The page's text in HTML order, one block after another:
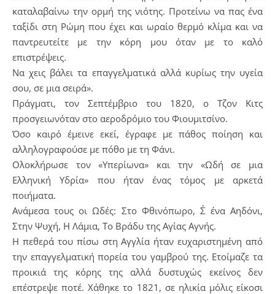
καταλαβαίνω την ορμή της νιότης. Προτείνω να πας ένα
ταξίδι στη Ρώμη που έχει και ωραίο θερμό κλίμα και να
παντρευτείτε με την κόρη μου όταν με το καλό
επιστρέψεις.
Να χεις βάλει τα επαγγελματικά αλλά κυρίως την υγεία
σου, σε μια σειρά».
Πράγματι, τον Σεπτέμβριο του 1820, ο Τζον Κιτς
προσγειωνόταν στο αεροδρόμιο του Φιουμιτσίνο.
Όσο καιρό έμεινε εκεί, έγραφε με πάθος ποίηση και
αλληλογραφούσε με πόθο με τη Φάνι.
Ολοκλήρωσε τον «Υπερίωνα» και την «Ωδή σε μια
Ελληνική Υδρία» που ήταν ένας τόμος με αρκετά
ποιήματα.
Ανάμεσα τους οι Ωδές: Στο Φθινόπωρο, Σ΄ ένα Αηδόνι,
Στην Ψυχή, Η Λάμια, Το Βράδυ της Αγίας Αγνής.
Η πεθερά του πίσω στη Αγγλία ήταν ευχαριστημένη από
την επαγγελματική πορεία του γαμβρού της. Ετοίμαζε τα
προικιά της κόρης της αλλά δυστυχώς εκείνος δεν
επέστρεψε ποτέ. Χάθηκε το 1821, σε ηλικία μόλις είκοσι